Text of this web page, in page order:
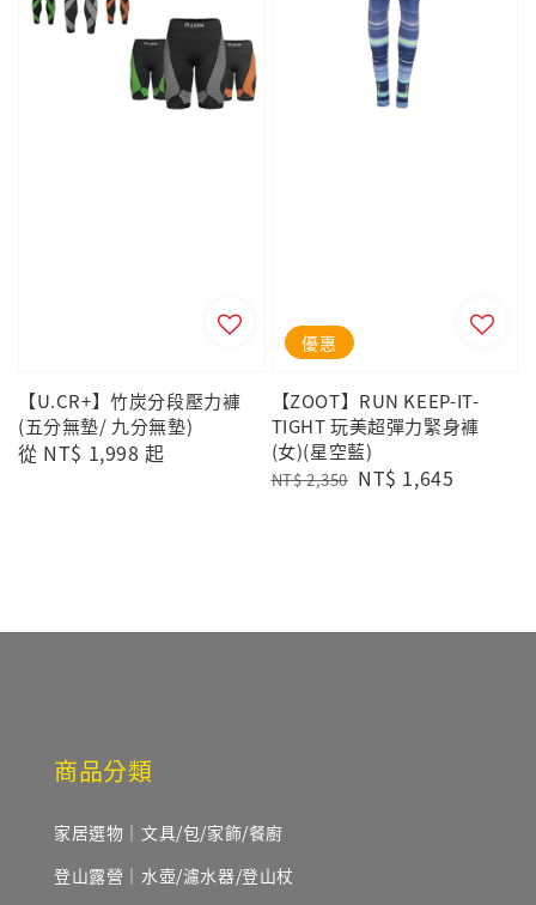
【U.CR+】竹炭分段壓力褲
(五分無墊/ 九分無墊)
Regular
從 NT$ 1,998 起
優惠
【ZOOT】RUN KEEP-IT-
TIGHT 玩美超彈力緊身褲
(女)(星空藍)
Regular
NT$ 2,350 Sale
NT$ 1,645
商品分類
家居選物｜文具/包/家飾/餐廚
登山露營｜水壺/濾水器/登山杖